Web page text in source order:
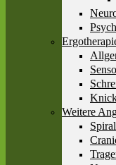
Weitere